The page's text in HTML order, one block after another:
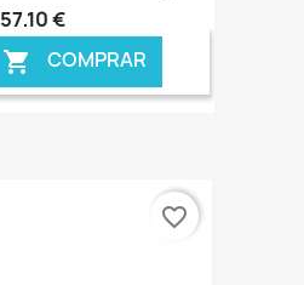
57,10 €
 COMPRAR
favorite_border